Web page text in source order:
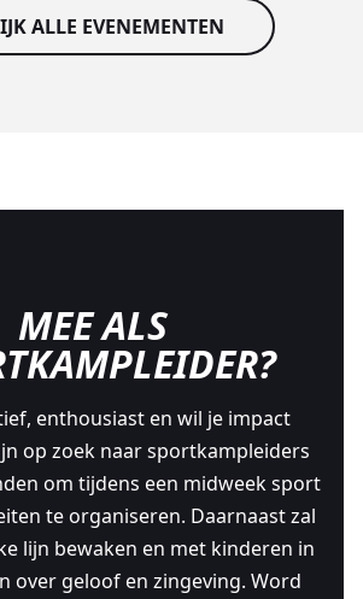
ALLE EVENEMENTEN
MEE ALS
enthousiast en wil je impact
op zoek naar sportkampleiders
om tijdens een midweek sport
te organiseren. Daarnaast zal
lijn bewaken en met kinderen in
over geloof en zingeving. Word